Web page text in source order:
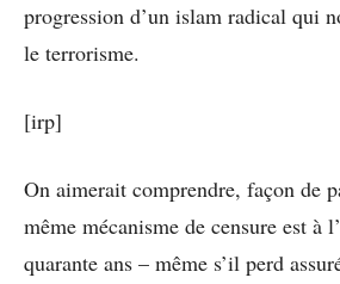
progression d’un islam radical qui
le terrorisme.
[irp]
On aimerait comprendre, façon de
même mécanisme de censure est à
quarante ans – même s’il perd